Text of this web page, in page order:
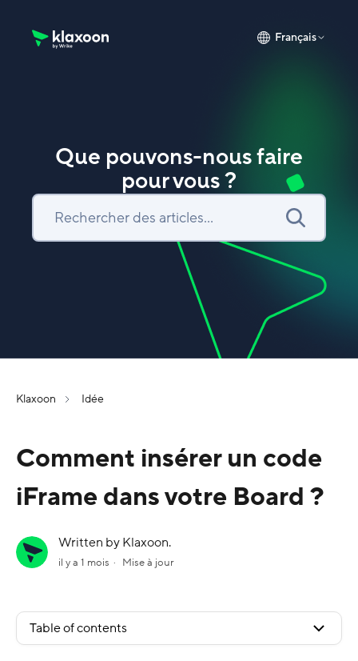
Français
Que pouvons-nous faire
pour vous ?
Klaxoon Idée
Comment insérer un code
iFrame dans votre Board ?
Written by Klaxoon.
il y a 1 mois Mise à jour
Table of contents